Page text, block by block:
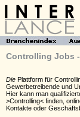
Controlling Jobs
Die Plattform für
Gewerbetreibende und
Hier kann man
>Controlling< finden,
Kontakte oder